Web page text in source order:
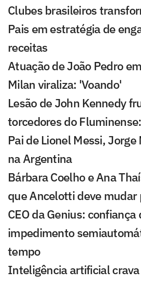
Clubes brasileiros
Pais em estratégia de
receitas
Atuação de João Pedro
Milan viraliza: 'Voando'
Lesão de John Kennedy
torcedores do
Pai de Lionel Messi,
na Argentina
Bárbara Coelho e Ana
que Ancelotti deve mudar
CEO da Genius:
impedimento
tempo
Inteligência artificial